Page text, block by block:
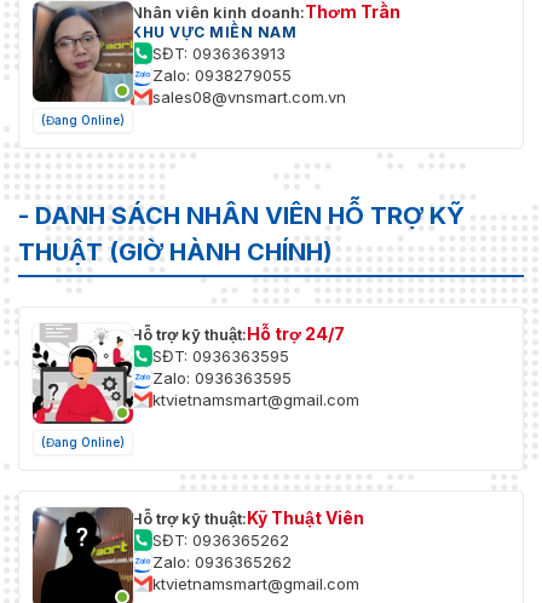
(Đang Online)
Nhân viên kinh doanh:Thơm Trần
KHU VỰC MIỀN NAM
SĐT: 0936363913
Zalo: 0938279055
sales08@vnsmart.com.vn
- DANH SÁCH NHÂN VIÊN HỖ TRỢ KỸ
THUẬT (GIỜ HÀNH CHÍNH)
(Đang Online)
Hỗ trợ kỹ thuật:Hỗ trợ 24/7
SĐT: 0936363595
Zalo: 0936363595
ktvietnamsmart@gmail.com
Hỗ trợ kỹ thuật:Kỹ Thuật Viên
SĐT: 0936365262
Zalo: 0936365262
ktvietnamsmart@gmail.com